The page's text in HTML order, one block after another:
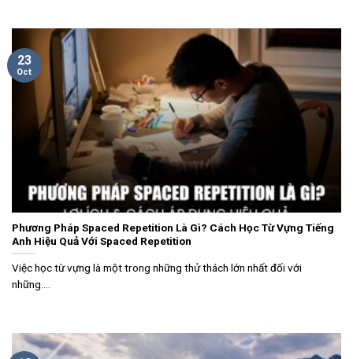
Phương Pháp Spaced Repetition Là Gì? Cách Học Từ Vựng Tiếng
Anh Hiệu Quả Với Spaced Repetition
Việc học từ vựng là một trong những thử thách lớn nhất đối với
những....
23
Oct